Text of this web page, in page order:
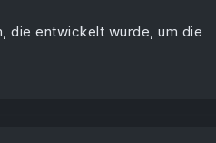
die entwickelt wurde, um die